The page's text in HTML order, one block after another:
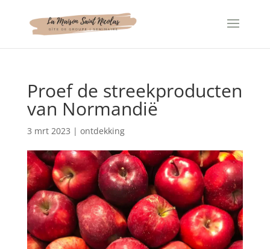
Proef de streekproducten
van Normandië
3 mrt 2023 | ontdekking